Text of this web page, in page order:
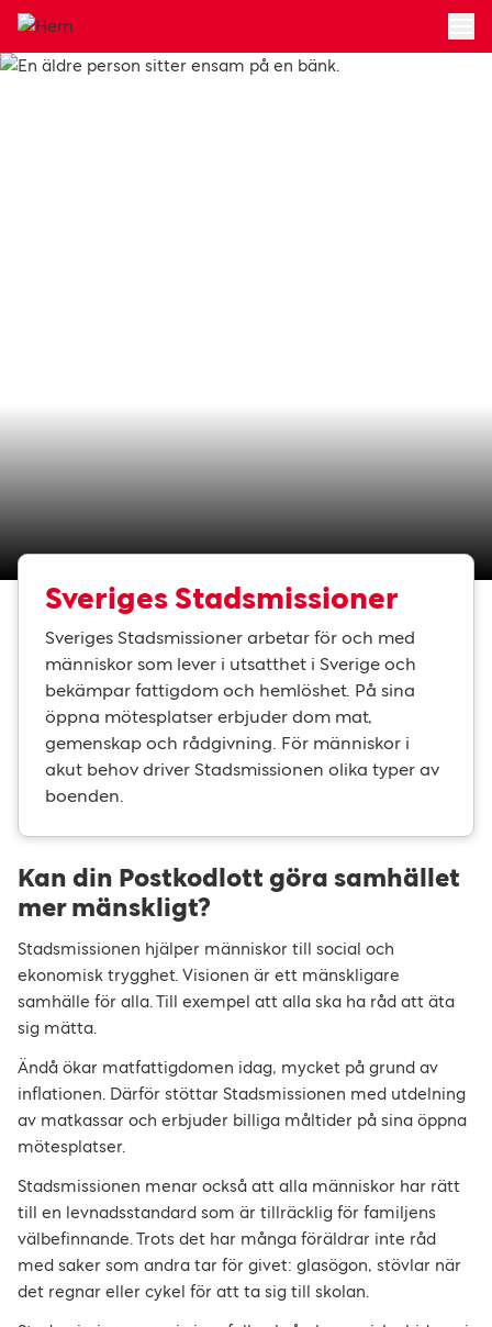
Hoppa till huvudinnehållet
Sveriges Stadsmissioner
Sveriges Stadsmissioner arbetar för och med
människor som lever i utsatthet i Sverige och
bekämpar fattigdom och hemlöshet. På sina
öppna mötesplatser erbjuder dom mat,
gemenskap och rådgivning. För människor i
akut behov driver Stadsmissionen olika typer av
boenden.
Kan din Postkodlott göra samhället
mer mänskligt?
Stadsmissionen hjälper människor till social och
ekonomisk trygghet. Visionen är ett mänskligare
samhälle för alla. Till exempel att alla ska ha råd att äta
sig mätta.
Ändå ökar matfattigdomen idag, mycket på grund av
inflationen. Därför stöttar Stadsmissionen med utdelning
av matkassar och erbjuder billiga måltider på sina öppna
mötesplatser.
Stadsmissionen menar också att alla människor har rätt
till en levnadsstandard som är tillräcklig för familjens
välbefinnande. Trots det har många föräldrar inte råd
med saker som andra tar för givet: glasögon, stövlar när
det regnar eller cykel för att ta sig till skolan.